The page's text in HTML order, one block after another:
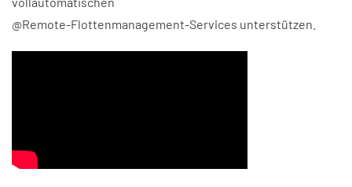
@Remote-Flottenmanagement-Services unterstützen.